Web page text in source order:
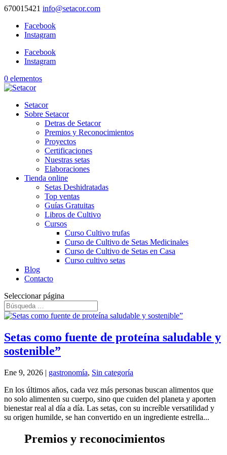
670015421 info@setacor.com
Facebook
Instagram
Facebook
Instagram
0 elementos
Setacor
Sobre Setacor
Detras de Setacor
Premios y Reconocimientos
Proyectos
Certificaciones
Nuestras setas
Elaboraciones
Tienda online
Setas Deshidratadas
Top ventas
Guías Gratuitas
Libros de Cultivo
Cursos
Curso Cultivo trufas
Curso de Cultivo de Setas Medicinales
Curso de Cultivo de Setas en Casa
Curso cultivo setas
Blog
Contacto
Seleccionar página
Setas como fuente de proteína saludable y
sostenible”
Ene 9, 2026 | gastronomía, Sin categoría
En los últimos años, cada vez más personas buscan alimentos que
no solo alimenten su cuerpo, sino que cuiden del planeta y aporten
bienestar real al día a día. Las setas, con su increíble versatilidad y
su origen humilde, se han convertido en un ingrediente estrella...
Premios y reconocimientos